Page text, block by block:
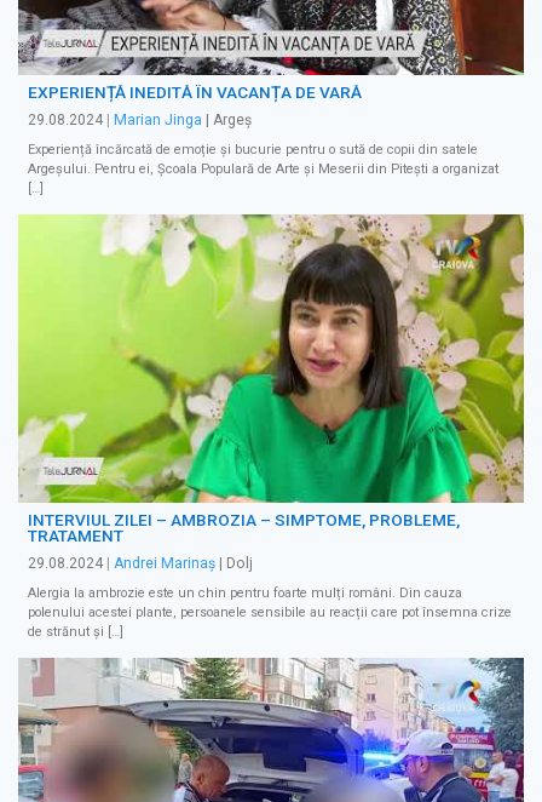
EXPERIENȚĂ INEDITĂ ÎN VACANȚA DE VARĂ
29.08.2024 | Marian Jinga | Argeș
Experiență încărcată de emoție și bucurie pentru o sută de copii din satele
Argeșului. Pentru ei, Școala Populară de Arte și Meserii din Pitești a organizat
[…]
INTERVIUL ZILEI – AMBROZIA – SIMPTOME, PROBLEME,
TRATAMENT
29.08.2024 | Andrei Marinaș | Dolj
Alergia la ambrozie este un chin pentru foarte mulți români. Din cauza
polenului acestei plante, persoanele sensibile au reacții care pot însemna crize
de strănut și […]